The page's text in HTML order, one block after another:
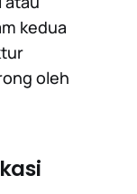
kedua
oleh